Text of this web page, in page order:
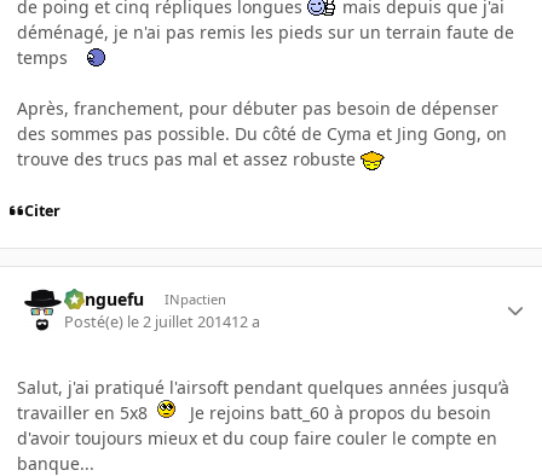
de poing et cinq répliques longues
mais depuis que j'ai
déménagé, je n'ai pas remis les pieds sur un terrain faute de
temps
Après, franchement, pour débuter pas besoin de dépenser
des sommes pas possible. Du côté de Cyma et Jing Gong, on
trouve des trucs pas mal et assez robuste
Citer
Banguefu INpactien
Posté(e) le 2 juillet 201412 a
Salut, j'ai pratiqué l'airsoft pendant quelques années jusqu’à
travailler en 5x8
Je rejoins batt_60 à propos du besoin
d'avoir toujours mieux et du coup faire couler le compte en
banque...